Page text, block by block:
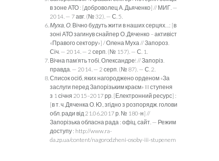
в зоне АТО : [доброволец А. Дьяченко] // МИГ. —
2014. — 7 авг. (№ 32). — С. 5.
Муха, О. Вічно будуть жити в наших серцях…: [в
зоні АТО загинув снайпер О. Дяченко – активіст
«Правого сектору»] / Олена Муха // Запороз.
Січ. — 2014. — 2 серп. (№ 157). — С. 1.
Вічна пам’ять тобі, Олександре! // Запоріз.
правда. — 2014. — 2 серп. (№ 87). — С. 2.
Список осіб, яких нагороджено орденом «За
заслуги перед За­порізьким краєм» III ступеня
з 1 січня 2015–2017 рр. [Елект­ронний ресурс] :
[в т. ч. Дяченка О. Ю., згідно з розпорядж. голови
обл. ради від 21.06.2017 р. № 180-н] //
Запорізька обласна рада : офіц. сайт. — Режим
доступу : http://www.ra­
da.zp.ua/content/nagorodzheni-osoby-iii-stupenem